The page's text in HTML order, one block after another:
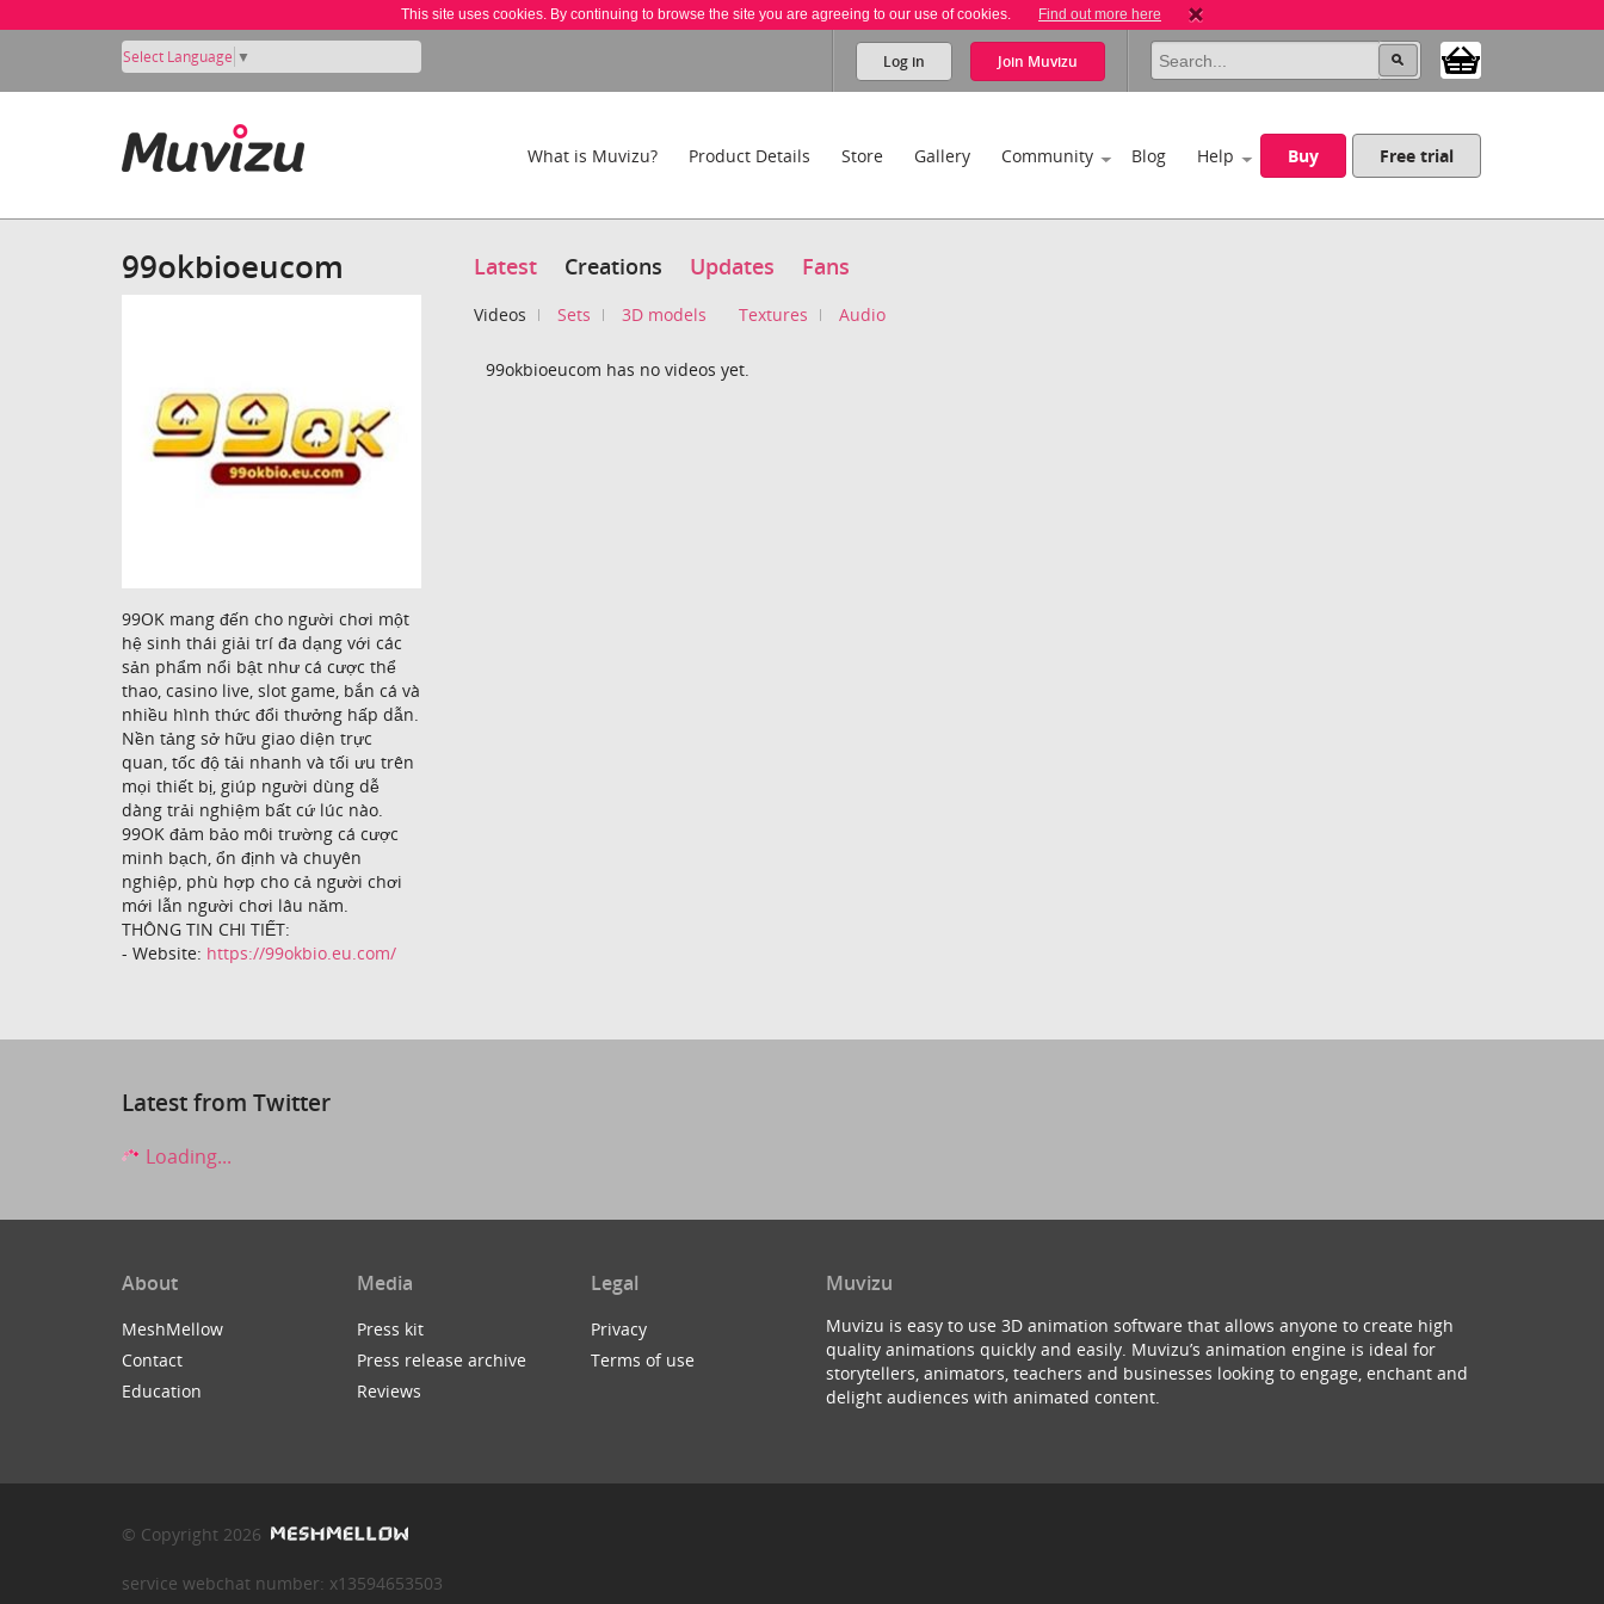
This site uses cookies. By continuing to browse the site you are agreeing to our use of cookies. Find out more here
Select Language ▼ Log in Join Muvizu
What is Muvizu? Product Details Store Gallery Community Blog Help Buy Free trial
99okbioeucom
99OK mang đến cho người chơi một
hệ sinh thái giải trí đa dạng với các
sản phẩm nổi bật như cá cược thể
thao, casino live, slot game, bắn cá và
nhiều hình thức đổi thưởng hấp dẫn.
Nền tảng sở hữu giao diện trực
quan, tốc độ tải nhanh và tối ưu trên
mọi thiết bị, giúp người dùng dễ
dàng trải nghiệm bất cứ lúc nào.
99OK đảm bảo môi trường cá cược
minh bạch, ổn định và chuyên
nghiệp, phù hợp cho cả người chơi
mới lẫn người chơi lâu năm.
THÔNG TIN CHI TIẾT:
- Website: https://99okbio.eu.com/
Latest Creations Updates Fans
Videos Sets 3D models Textures Audio
99okbioeucom has no videos yet.
Latest from Twitter
Loading...
About
MeshMellow
Contact
Education
Media
Press kit
Press release archive
Reviews
Legal
Privacy
Terms of use
Muvizu
Muvizu is easy to use 3D animation software that allows anyone to create high
quality animations quickly and easily. Muvizu’s animation engine is ideal for
storytellers, animators, teachers and businesses looking to engage, enchant and
delight audiences with animated content.
© Copyright 2026
service webchat number: x13594653503